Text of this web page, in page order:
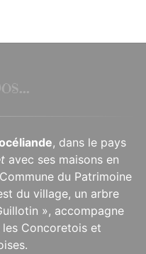
, dans le pays
avec ses maisons en
du Patrimoine
du village, un arbre
», accompagne
Concoretois et